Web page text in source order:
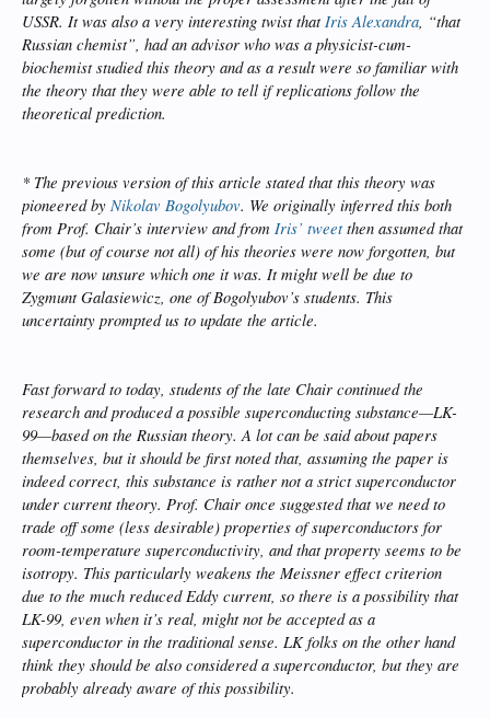
USSR. It was also a very interesting twist that Iris Alexandra , “that
Russian chemist”, had an advisor who was a physicist-cum-
biochemist studied this theory and as a result were so familiar with
the theory that they were able to tell if replications follow the
theoretical prediction.
* The previous version of this article stated that this theory was
pioneered by Nikolav Bogolyubov. We originally inferred this both
from Prof. Chair’s interview and from Iris’ tweetthen assumed that
some (but of course not all) of his theories were now forgotten, but
we are now unsure which one it was. It might well be due to
Zygmunt Galasiewicz, one of Bogolyubov’s students. This
uncertainty prompted us to update the article.
Fast forward to today, students of the late Chair continued the
research and produced a possible superconducting substance—LK-
99—based on the Russian theory. A lot can be said about papers
themselves, but it should be first noted that, assuming the paper is
indeed correct, this substance is rather not a strict superconductor
under current theory. Prof. Chair once suggested that we need to
trade off some (less desirable) properties of superconductors for
room-temperature superconductivity, and that property seems to be
isotropy. This particularly weakens the Meissner effect criterion
due to the much reduced Eddy current, so there is a possibility that
LK-99, even when it’s real, might not be accepted as a
superconductor in the traditional sense. LK folks on the other hand
think they should be also considered a superconductor, but they are
probably already aware of this possibility.